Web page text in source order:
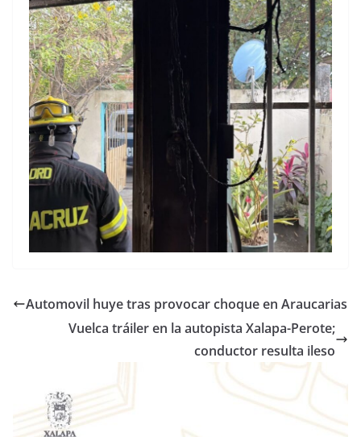
Automovil huye tras provocar choque en Araucarias
Vuelca tráiler en la autopista Xalapa-Perote;
conductor resulta ileso